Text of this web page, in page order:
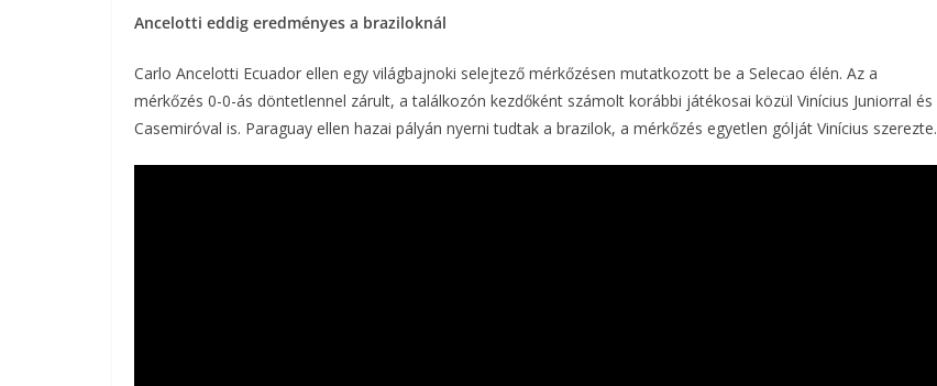
Ancelotti eddig eredményes a braziloknál
Carlo Ancelotti Ecuador ellen egy világbajnoki selejtező mérkőzésen mutatkozott be a Selecao élén. Az a
mérkőzés 0-0-ás döntetlennel zárult, a találkozón kezdőként számolt korábbi játékosai közül Vinícius Juniorral és
Casemiróval is. Paraguay ellen hazai pályán nyerni tudtak a brazilok, a mérkőzés egyetlen gólját Vinícius szerezte.